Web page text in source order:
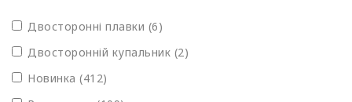
Двосторонні плавки (6)
Двосторонній купальник (2)
Новинка (412)